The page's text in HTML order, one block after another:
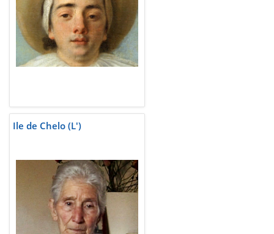
Ile de Chelo (L')